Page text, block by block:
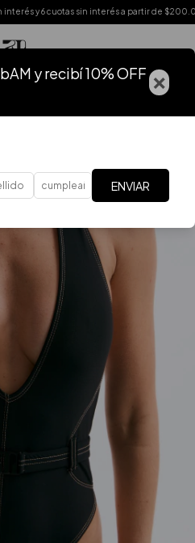
y 6 cuotas sin interés a partir de $200.000
y recibí 10% OFF ×
ENVIAR